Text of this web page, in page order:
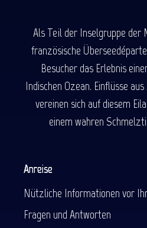
Als Teil der Inselgruppe der
französische
Besucher das Erlebnis
Indischen Ozean. Einflüsse
vereinen sich auf diesem
einem wahren
Anreise
Nützliche Informationen vor
Fragen und Antworten